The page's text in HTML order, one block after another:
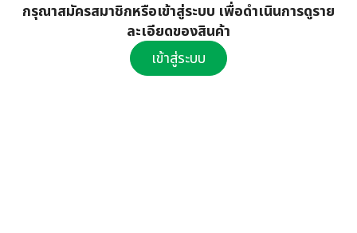
กรุณาสมัครสมาชิกหรือเข้าสู่ระบบ เพื่อดำเนินการดูราย
ละเอียดของสินค้า
เข้าสู่ระบบ